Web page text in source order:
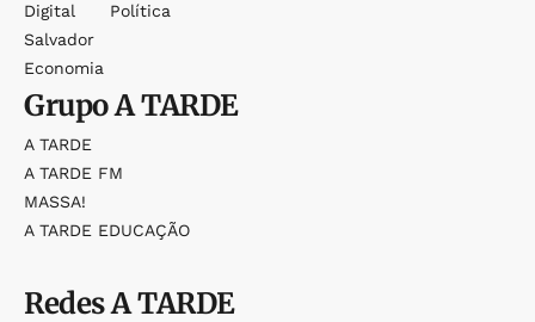
Digital
Salvador
Economia
Política
GrupoA TARDE
A TARDE
A TARDE FM
MASSA!
A TARDE EDUCAÇÃO
RedesA TARDE